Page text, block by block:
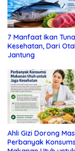
7 Manfaat Ikan
Kesehatan, Dari
Jantung
Ahli Gizi Dorong
Perbanyak